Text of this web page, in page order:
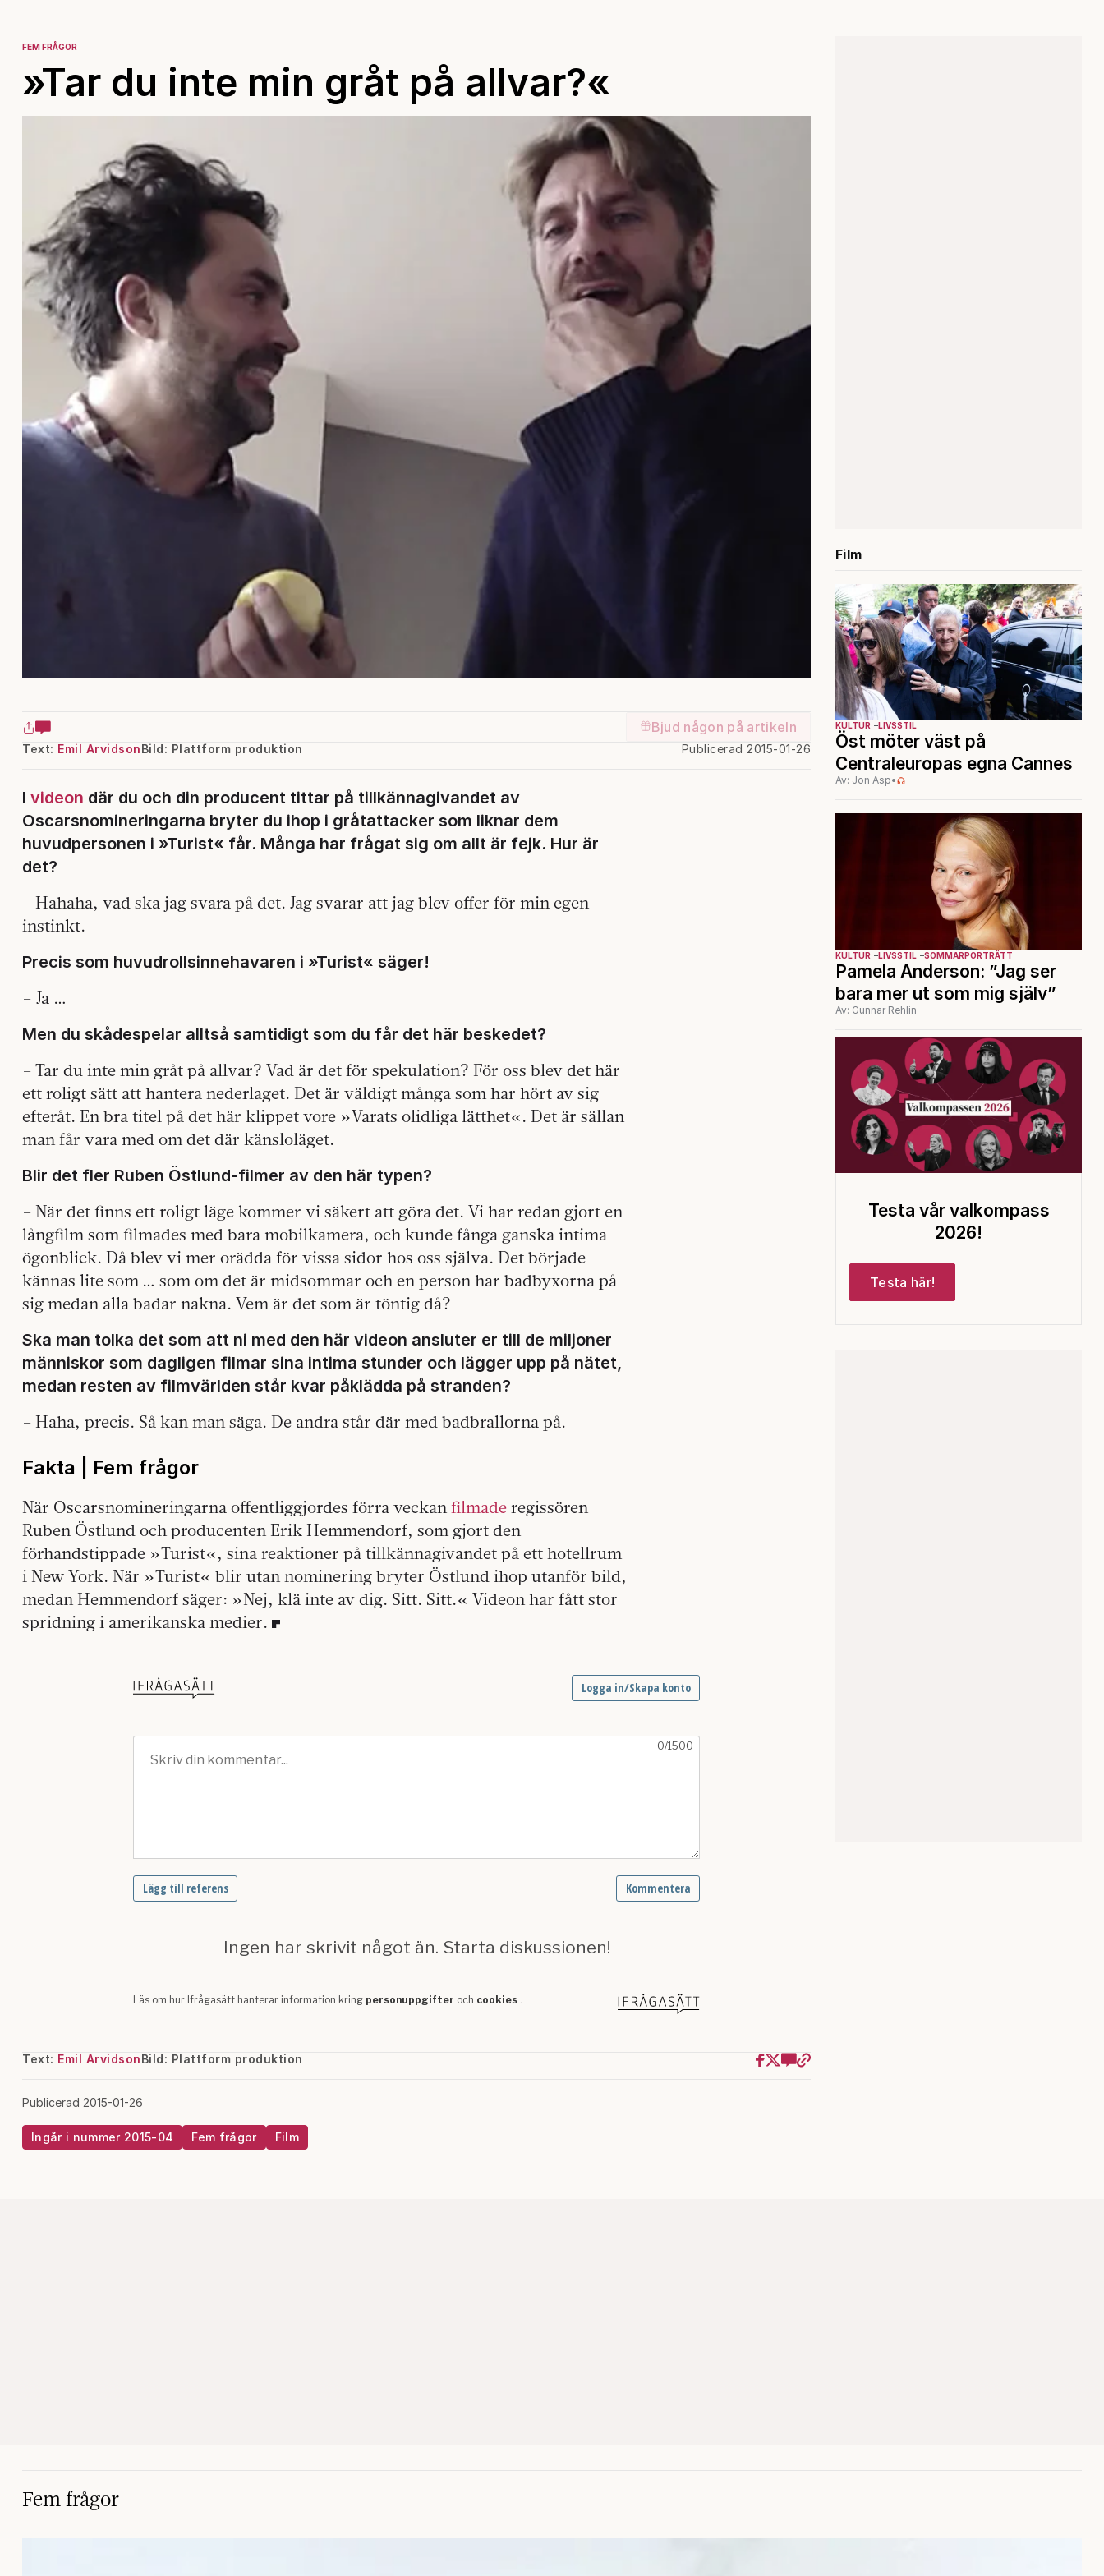
FEM FRÅGOR
»Tar du inte min gråt på allvar?«
Bjud någon på artikeln
Text: Emil Arvidson Publicerad 2015-01-26
Bild: Plattform produktion
I videon där du och din producent tittar på tillkännagivandet av
Oscarsnomineringarna bryter du ihop i gråtattacker som liknar dem
huvudpersonen i »Turist« får. Många har frågat sig om allt är fejk. Hur är
det?
– Hahaha, vad ska jag svara på det. Jag svarar att jag blev offer för min egen
instinkt.
Precis som huvudrollsinnehavaren i »Turist« säger!
– Ja …
Men du skådespelar alltså samtidigt som du får det här beskedet?
– Tar du inte min gråt på allvar? Vad är det för spekulation? För oss blev det här
ett roligt sätt att hantera nederlaget. Det är väldigt många som har hört av sig
efteråt. En bra titel på det här klippet vore »Varats olidliga lätthet«. Det är sällan
man får vara med om det där känsloläget.
Blir det fler Ruben Östlund-filmer av den här typen?
– När det finns ett roligt läge kommer vi säkert att göra det. Vi har redan gjort en
långfilm som filmades med bara mobilkamera, och kunde fånga ganska intima
ögonblick. Då blev vi mer orädda för vissa sidor hos oss själva. Det började
kännas lite som … som om det är midsommar och en person har badbyxorna på
sig medan alla badar nakna. Vem är det som är töntig då?
Ska man tolka det som att ni med den här videon ansluter er till de miljoner
människor som dagligen filmar sina intima stunder och lägger upp på nätet,
medan resten av filmvärlden står kvar påklädda på stranden?
– Haha, precis. Så kan man säga. De andra står där med badbrallorna på.
Fakta | Fem frågor
När Oscarsnomineringarna offentliggjordes förra veckanfilmade regissören
Ruben Östlund och producenten Erik Hemmendorf, som gjort den
förhandstippade »Turist«, sina reaktioner på tillkännagivandet på ett hotellrum
i New York. När »Turist« blir utan nominering bryter Östlund ihop utanför bild,
medan Hemmendorf säger: »Nej, klä inte av dig. Sitt. Sitt.« Videon har fått stor
spridning i amerikanska medier.
Text: Emil ArvidsonBild: Plattform produktion
Publicerad 2015-01-26
Ingår i nummer 2015-04 Fem frågor Film
Film
KULTUR LIVSSTIL
Öst möter väst på
Centraleuropas egna Cannes
Av: Jon Asp•
KULTUR LIVSSTIL SOMMARPORTRÄTT
Pamela Anderson: ”Jag ser
bara mer ut som mig själv”
Av: Gunnar Rehlin
Testa vår valkompass
2026!
Testa här!
Fem frågor